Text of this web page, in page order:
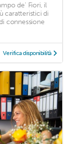
de' Fiori, il
caratteristici di
connessione
Verifica disponibilità